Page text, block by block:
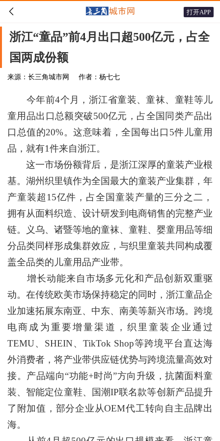
 打开APP
浙江“童品”前4月出口超500亿元，占全
国两成份额
来源：长三角城市网 作者：杨七七
今年前4个月，浙江省童装、童袜、童鞋等儿
童用品出口总额突破500亿元，占全国同类产品出
口总值的20%。这意味着，全国每出口5件儿童用
品，就有1件来自浙江。
这一市场份额背后，是浙江深厚的童装产业根
基。湖州织里镇作为全国最大的童装产业集群，年
产童装超15亿件，占全国童装产量的三分之二，
拥有从面料织造、设计研发到电商销售的完整产业
链。义乌、诸暨等地的童袜、童鞋、婴童用品等细
分品类同样形成集群效应，与织里童装共同构成覆
盖全品类的儿童用品产业带。
增长动能来自市场多元化和产品创新双重驱
动。在传统欧美市场保持稳定的同时，浙江童品企
业加速拓展东南亚、中东、南美等新兴市场。跨境
电商成为重要增量渠道，织里童装企业通过
TEMU、SHEIN、TikTok Shop等跨境平台直达海
外消费者，将产业带供应链优势与跨境流量高效对
接。产品端向“功能+时尚”方向升级，抗菌面料童
装、智能定位童鞋、国潮IP联名款等创新产品提升
了附加值，部分企业从OEM代工转向自主品牌出
海。